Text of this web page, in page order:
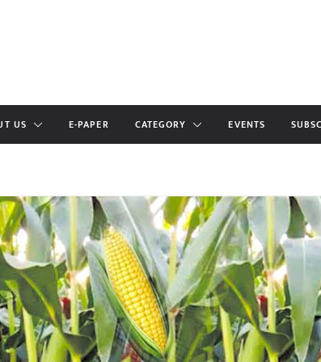
US E-PAPER CATEGORY EVENTS